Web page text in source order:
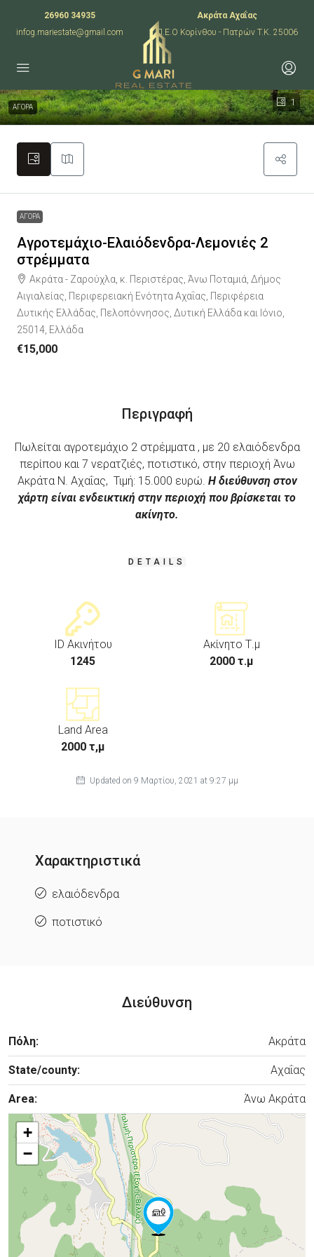
26960 34935
infog.mariestate@gmail.com
Ακράτα Αχαΐας
Π.Ε.Ο Κορίνθου - Πατρών T.K. 25006
1
ΑΓΟΡΑ
ΑΓΟΡΑ
Αγροτεμάχιο-Ελαιόδενδρα-Λεμονιές 2
στρέμματα
Ακράτα - Ζαρούχλα, κ. Περιστέρας, Άνω Ποταμιά, Δήμος
Αιγιαλείας, Περιφερειακή Ενότητα Αχαΐας, Περιφέρεια
Δυτικής Ελλάδας, Πελοπόννησος, Δυτική Ελλάδα και Ιόνιο,
25014, Ελλάδα
€15,000
Περιγραφή
Πωλείται αγροτεμάχιο 2 στρέμματα , με 20 ελαιόδενδρα
περίπου και 7 νερατζιές, ποτιστικό, στην περιοχή Άνω
Ακράτα Ν. Αχαΐας, Τιμή: 15.000 ευρώ. Η διεύθυνση στον
χάρτη είναι ενδεικτική στην περιοχή που βρίσκεται το
ακίνητο.
DETAILS
ID Ακινήτου
1245
Ακίνητο Τ.μ
2000 τ.μ
Land Area
2000 τ,μ
Updated on 9 Μαρτίου, 2021 at 9:27 μμ
Χαρακτηριστικά
ελαιόδενδρα
ποτιστικό
Διεύθυνση
Πόλη: Ακράτα
State/county: Αχαΐας
Area: Άνω Ακράτα
+
−